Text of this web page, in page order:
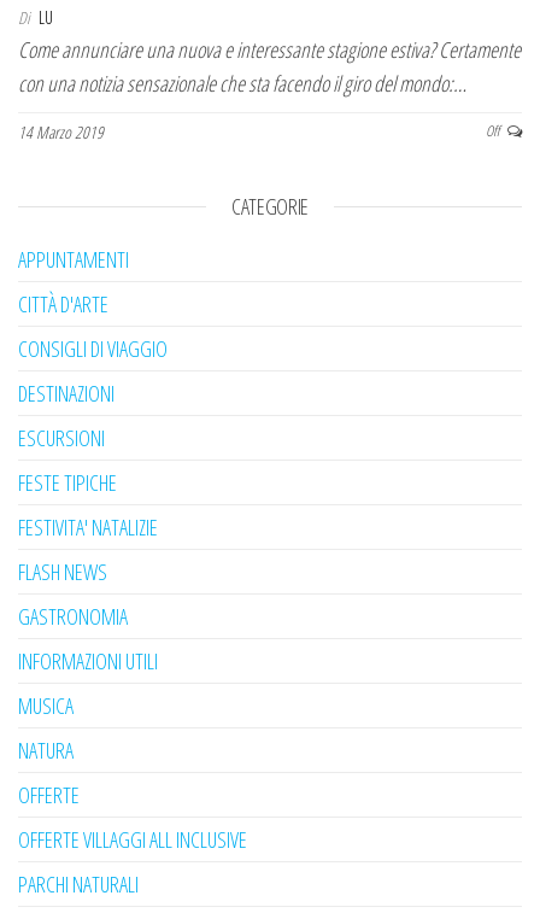
Di LU
Come annunciare una nuova e interessante stagione estiva? Certamente
con una notizia sensazionale che sta facendo il giro del mondo:…
14 Marzo 2019 Off
CATEGORIE
APPUNTAMENTI
CITTÀ D'ARTE
CONSIGLI DI VIAGGIO
DESTINAZIONI
ESCURSIONI
FESTE TIPICHE
FESTIVITA' NATALIZIE
FLASH NEWS
GASTRONOMIA
INFORMAZIONI UTILI
MUSICA
NATURA
OFFERTE
OFFERTE VILLAGGI ALL INCLUSIVE
PARCHI NATURALI